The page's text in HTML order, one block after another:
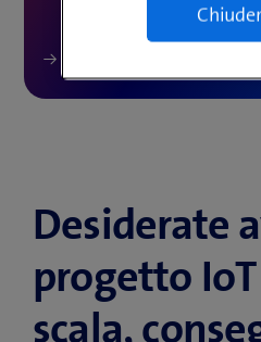
Desiderate
progetto
scala,